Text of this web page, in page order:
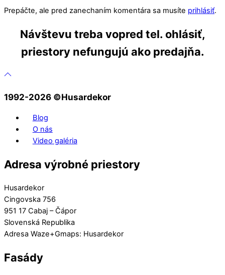
Prepáčte, ale pred zanechaním komentára sa musíte prihlásiť.
Návštevu treba vopred tel. ohlásiť,
priestory nefungujú ako predajňa.
1992-2026 ©️Husardekor
Blog
O nás
Video galéria
Adresa výrobné priestory
Husardekor
Cingovska 756
951 17 Cabaj – Čápor
Slovenská Republika
Adresa Waze+Gmaps: Husardekor
Fasády